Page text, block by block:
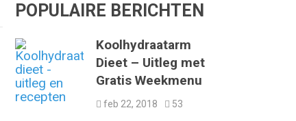
POPULAIRE BERICHTEN
Koolhydraatarm
Dieet – Uitleg met
Gratis Weekmenu
feb 22, 2018 53